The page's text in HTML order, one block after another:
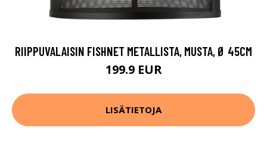
RIIPPUVALAISIN FISHNET METALLISTA, MUSTA, Ø 45CM
199.9 EUR
LISÄTIETOJA